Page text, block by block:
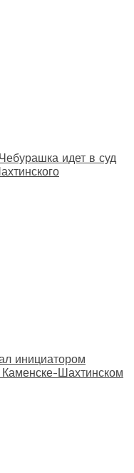
идет в суд
инициатором
Шахтинском